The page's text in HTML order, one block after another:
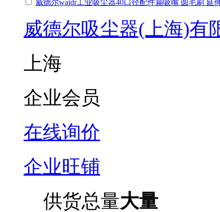
威德尔waidr工业吸尘器40口径配件扁吸嘴 圆毛刷 延
威德尔吸尘器(上海)有
上海
企业会员
在线询价
企业旺铺
供货总量大量